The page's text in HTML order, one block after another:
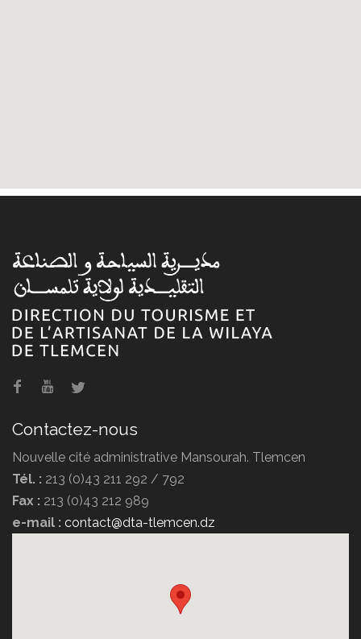
Contactez-nous
Nouvelle cité administrative Mansourah. Tlemcen
Tél. : 213 (0)43 211 292 / 792
Fax : 213 (0)43 212 989
e-mail : contact@dta-tlemcen.dz